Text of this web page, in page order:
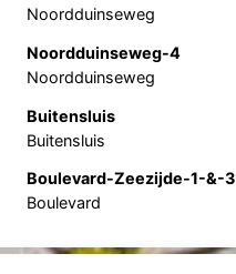
Noordduinseweg
Noordduinseweg-4
Noordduinseweg
Buitensluis
Buitensluis
Boulevard-Zeezijde-1-&-3
Boulevard